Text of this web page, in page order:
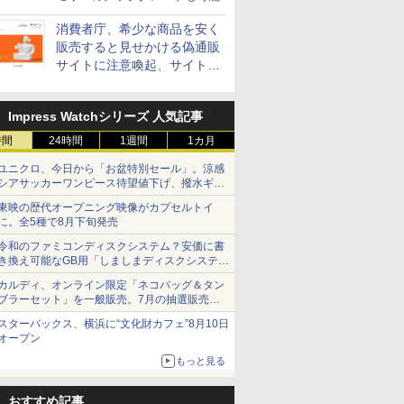
消費者庁、希少な商品を安く
販売すると見せかける偽通販
サイトに注意喚起、サイト名
Impress Watchシリーズ 人気記事
24時間 1週間 1カ月
ニクロ、今日から「お盆特別セール」。涼感
アサッカーワンピース待望値下げ、撥水ギア
ョーツは1990円に
映の歴代オープニング映像がカプセルトイ
。全5種で8月下旬発売
和のファミコンディスクシステム？安価に書
換え可能なGB用「しましまディスクシステ
」
ルディ、オンライン限定「ネコバッグ＆タン
ラーセット」を一般販売。7月の抽選販売の
選無効分
ターバックス、横浜に“文化財カフェ”8月10日
ープン
もっと見る